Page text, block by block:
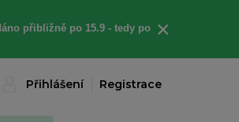
přibližně po 15.9 - tedy po
×
Přihlášení Registrace